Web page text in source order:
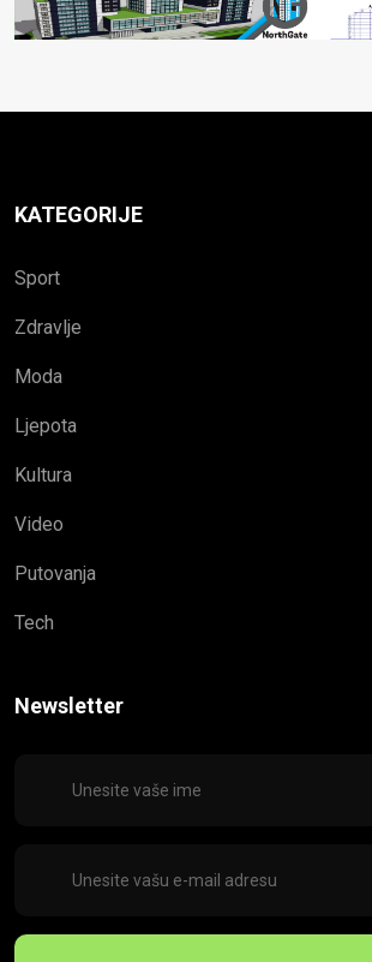
KATEGORIJE
Sport
Zdravlje
Moda
Ljepota
Kultura
Video
Putovanja
Tech
Newsletter